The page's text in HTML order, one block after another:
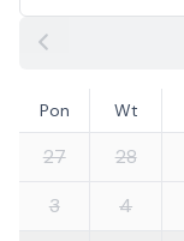
Pon Wt
27 28
3
4